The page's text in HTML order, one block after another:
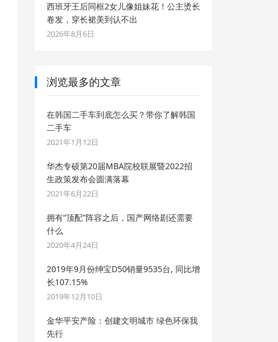
西班牙王后同框2女儿像姐妹花！公主烫长
卷发，穿长裙美到认不出
2026年8月6日
浏览最多的文章
在韩国二手车到底怎么买？带你了解韩国
二手车
2021年1月12日
华杰专硕第20届MBA院校联展暨2022招
生政策发布会圆满落幕
2021年6月22日
拥有“顶配”阵容之后，国产网络剧还需要
什么
2020年4月24日
2019年9月份绅宝D50销量9535台, 同比增
长107.15%
2019年12月10日
金华平安产险：创建文明城市 绿色环保我
先行